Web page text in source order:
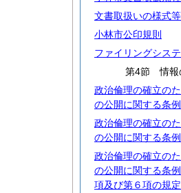
文書取扱いの様式
小林市公印規則
ファイリングシス
第4節 情報
政治倫理の確立の
の公開に関する条例
政治倫理の確立の
の公開に関する条
政治倫理の確立の
の公開に関する条
項及び第６項の規